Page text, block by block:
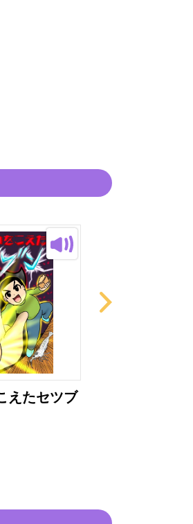
えたセツブ